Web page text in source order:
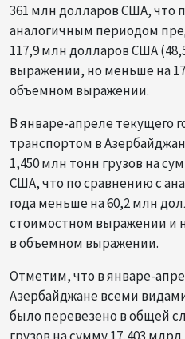
361 млн долларов США, что
аналогичным периодом
117,9 млн долларов США
выражении, но меньше на
объемном выражении.
В январе-апреле текущего
транспортом в
1,450 млн тонн грузов на
США, что по сравнению с
года меньше на 60,2 млн
стоимостном выражении и
в объемном выражении.
Отметим, что в январе-
Азербайджане всеми
было перевезено в общей